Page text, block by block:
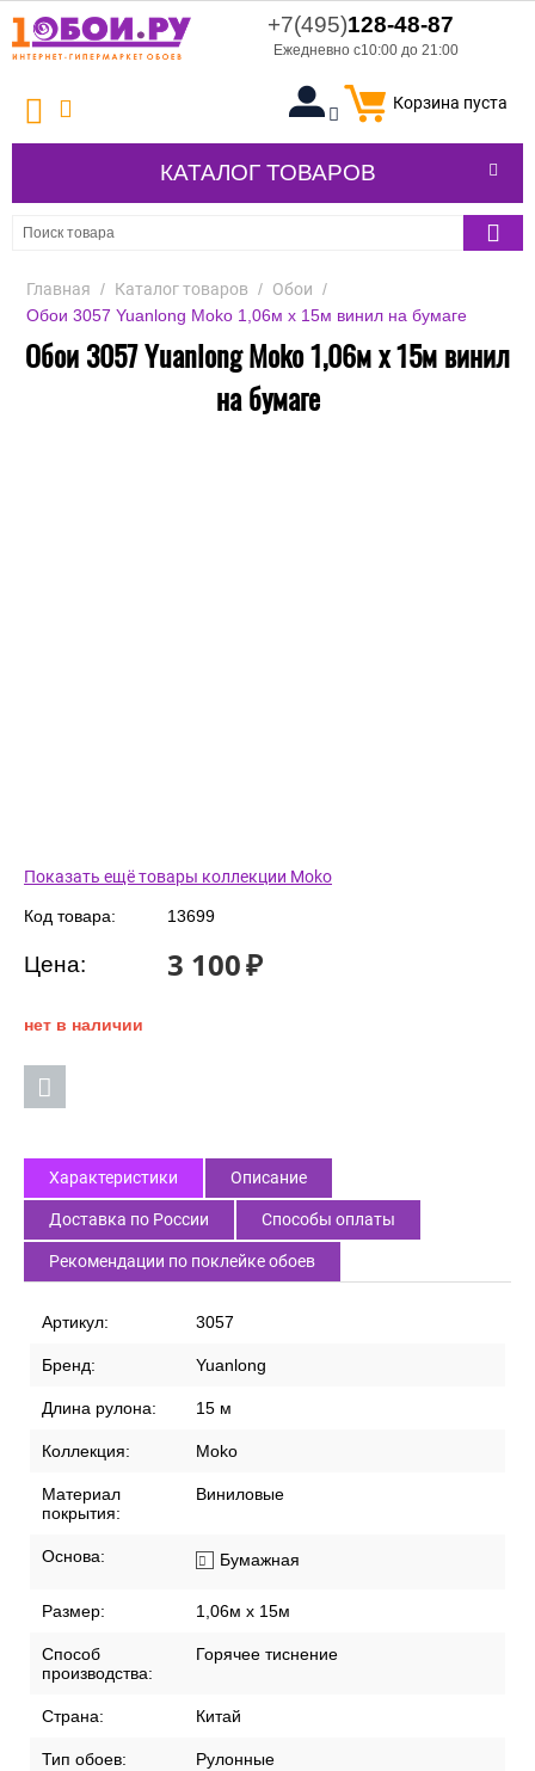
+7(495)128-48-87
Ежедневно с10:00 до 21:00
Корзина пуста
КАТАЛОГ ТОВАРОВ
Главная / Каталог товаров / Обои /
Обои 3057 Yuanlong Moko 1,06м x 15м винил на бумаге
Обои 3057 Yuanlong Moko 1,06м x 15м винил
на бумаге
Показать ещё товары коллекции Moko
Код товара: 13699
Цена: 3 100₽
нет в наличии
Характеристики Описание
Доставка по России Способы оплаты
Рекомендации по поклейке обоев
Артикул: 3057
Бренд: Yuanlong
Длина рулона: 15 м
Коллекция: Moko
Материал
покрытия:
Виниловые
Основа: Бумажная
Размер: 1,06м x 15м
Способ
производства:
Горячее тиснение
Страна: Китай
Тип обоев: Рулонные